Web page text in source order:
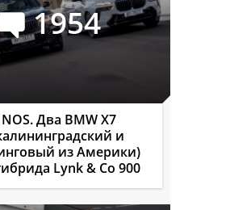
1954
Два BMW X7
и
из Америки)
Lynk & Co 900